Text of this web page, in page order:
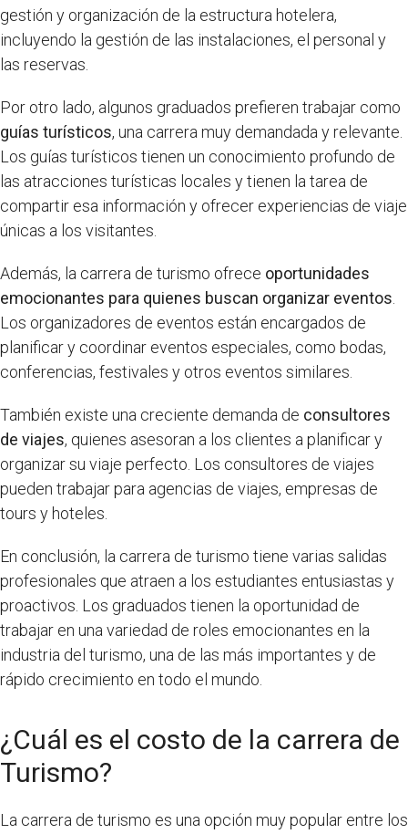
gestión y organización de la estructura hotelera,
incluyendo la gestión de las instalaciones, el personal y
las reservas.
Por otro lado, algunos graduados prefieren trabajar como
guías turísticos, una carrera muy demandada y relevante.
Los guías turísticos tienen un conocimiento profundo de
las atracciones turísticas locales y tienen la tarea de
compartir esa información y ofrecer experiencias de viaje
únicas a los visitantes.
Además, la carrera de turismo ofrece oportunidades
emocionantes para quienes buscan organizar eventos.
Los organizadores de eventos están encargados de
planificar y coordinar eventos especiales, como bodas,
conferencias, festivales y otros eventos similares.
También existe una creciente demanda de consultores
de viajes, quienes asesoran a los clientes a planificar y
organizar su viaje perfecto. Los consultores de viajes
pueden trabajar para agencias de viajes, empresas de
tours y hoteles.
En conclusión, la carrera de turismo tiene varias salidas
profesionales que atraen a los estudiantes entusiastas y
proactivos. Los graduados tienen la oportunidad de
trabajar en una variedad de roles emocionantes en la
industria del turismo, una de las más importantes y de
rápido crecimiento en todo el mundo.
¿Cuál es el costo de la carrera de
Turismo?
La carrera de turismo es una opción muy popular entre los